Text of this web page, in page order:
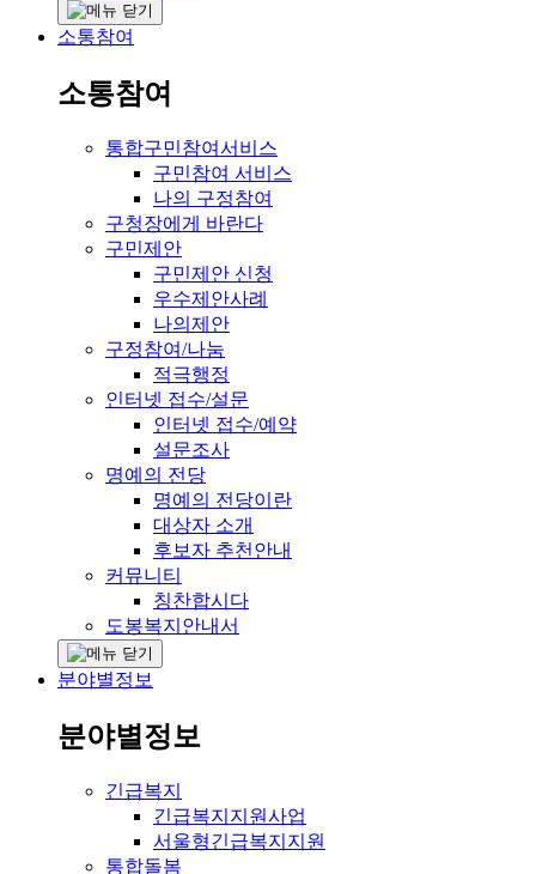
소통참여
소통참여
통합구민참여서비스
구민참여 서비스
나의 구정참여
구청장에게 바란다
구민제안
구민제안 신청
우수제안사례
나의제안
구정참여/나눔
적극행정
인터넷 접수/설문
인터넷 접수/예약
설문조사
명예의 전당
명예의 전당이란
대상자 소개
후보자 추천안내
커뮤니티
칭찬합시다
도봉복지안내서
분야별정보
분야별정보
긴급복지
긴급복지지원사업
서울형긴급복지지원
통합돌봄